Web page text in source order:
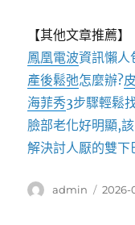
【其他文章推薦】
鳳凰電波資訊懶人
產後鬆弛怎麼辦?
海菲秀3步驟輕鬆
臉部老化好明顯,
解決討人厭的雙下
作
admin
發
2026-